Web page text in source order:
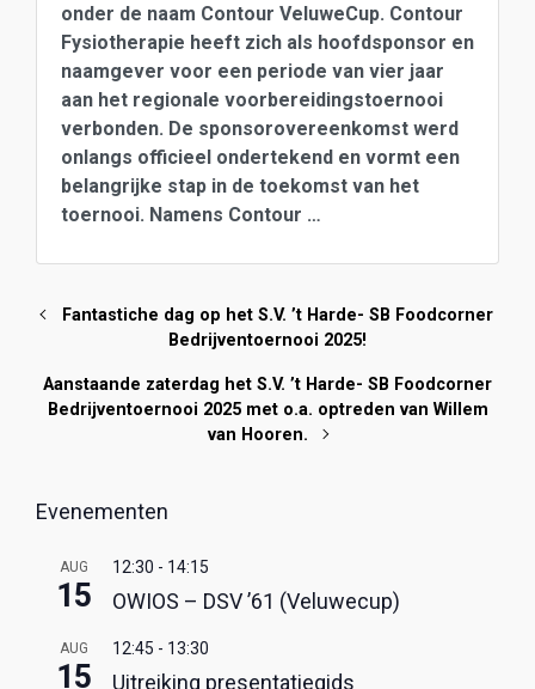
onder de naam Contour VeluweCup. Contour
Fysiotherapie heeft zich als hoofdsponsor en
naamgever voor een periode van vier jaar
aan het regionale voorbereidingstoernooi
verbonden. De sponsorovereenkomst werd
onlangs officieel ondertekend en vormt een
belangrijke stap in de toekomst van het
toernooi. Namens Contour …
Fantastiche dag op het S.V. ’t Harde- SB Foodcorner
Bedrijventoernooi 2025!
Aanstaande zaterdag het S.V. ’t Harde- SB Foodcorner
Bedrijventoernooi 2025 met o.a. optreden van Willem
van Hooren.
Evenementen
AUG
15
12:30 - 14:15
OWIOS – DSV ’61 (Veluwecup)
AUG
15
12:45 - 13:30
Uitreiking presentatiegids